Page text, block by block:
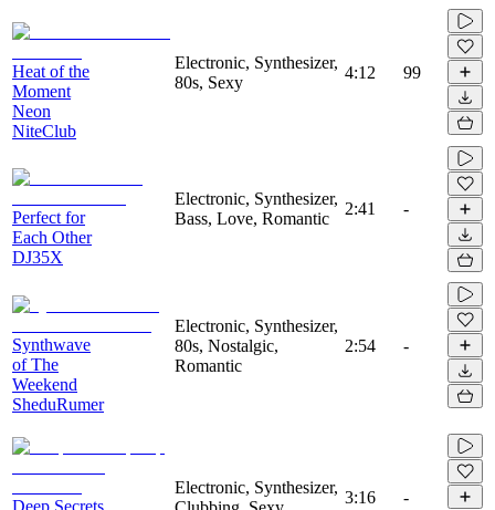
Heat of the
Moment
Neon
NiteClub
Electronic, Synthesizer,
80s, Sexy
4:12 99
Perfect for
Each Other
DJ35X
Electronic, Synthesizer,
Bass, Love, Romantic
2:41 -
Synthwave
of The
Weekend
SheduRumer
Electronic, Synthesizer,
80s, Nostalgic,
Romantic
2:54 -
Deep Secrets
Electronic, Synthesizer,
3:16 -